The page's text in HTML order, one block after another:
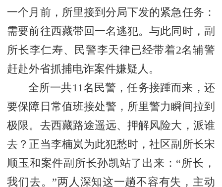
一个月前，所里接到分局下发的紧急任务：
需要前往西藏带回一名逃犯。与此同时，副
所长李仁寿、民警李天律已经带着2名辅警
赶赴外省抓捕电诈案件嫌疑人。
全所一共11名民警，任务接踵而来，还
要保障日常值班接处警，所里警力瞬间拉到
极限。去西藏路途遥远、押解风险大，派谁
去？正当李楠岚为此犯愁时，社区副所长宋
顺玉和案件副所长孙凯站了出来：“所长，
我们去。”两人深知这一趟不容有失，主动